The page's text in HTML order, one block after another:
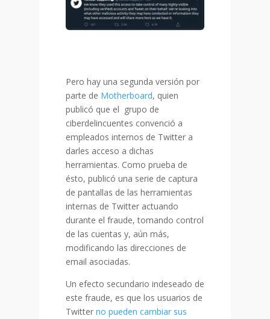
Pero hay una segunda versión por
parte de Motherboard, quien
publicó que el grupo de
ciberdelincuentes convenció a
empleados internos de Twitter a
darles acceso a dichas
herramientas. Como prueba de
ésto, publicó una serie de captura
de pantallas de las herramientas
internas de Twitter actuando
durante el fraude, tomando control
de las cuentas y, aún más,
modificando las direcciones de
email asociadas.
Un efecto secundario indeseado de
este fraude, es que los usuarios de
Twitter no pueden cambiar sus